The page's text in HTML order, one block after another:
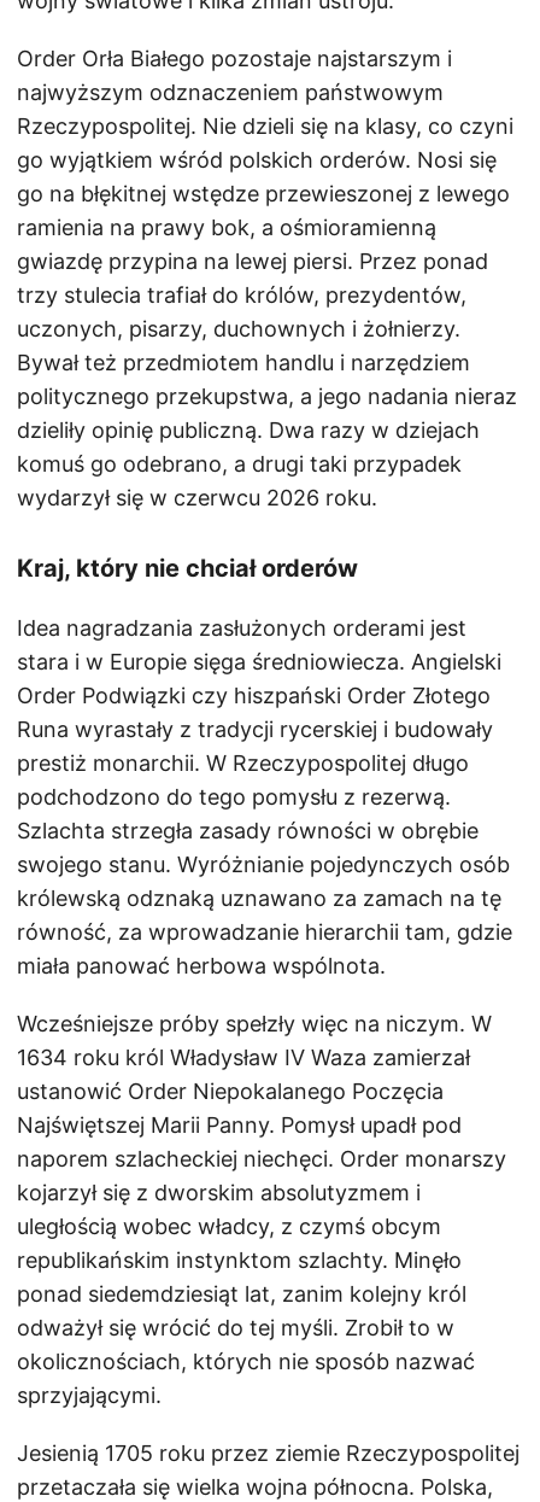
Order Orła Białego pozostaje najstarszym i
najwyższym odznaczeniem państwowym
Rzeczypospolitej. Nie dzieli się na klasy, co czyni
go wyjątkiem wśród polskich orderów. Nosi się
go na błękitnej wstędze przewieszonej z lewego
ramienia na prawy bok, a ośmioramienną
gwiazdę przypina na lewej piersi. Przez ponad
trzy stulecia trafiał do królów, prezydentów,
uczonych, pisarzy, duchownych i żołnierzy.
Bywał też przedmiotem handlu i narzędziem
politycznego przekupstwa, a jego nadania nieraz
dzieliły opinię publiczną. Dwa razy w dziejach
komuś go odebrano, a drugi taki przypadek
wydarzył się w czerwcu 2026 roku.
Kraj, który nie chciał orderów
Idea nagradzania zasłużonych orderami jest
stara i w Europie sięga średniowiecza. Angielski
Order Podwiązki czy hiszpański Order Złotego
Runa wyrastały z tradycji rycerskiej i budowały
prestiż monarchii. W Rzeczypospolitej długo
podchodzono do tego pomysłu z rezerwą.
Szlachta strzegła zasady równości w obrębie
swojego stanu. Wyróżnianie pojedynczych osób
królewską odznaką uznawano za zamach na tę
równość, za wprowadzanie hierarchii tam, gdzie
miała panować herbowa wspólnota.
Wcześniejsze próby spełzły więc na niczym. W
1634 roku król Władysław IV Waza zamierzał
ustanowić Order Niepokalanego Poczęcia
Najświętszej Marii Panny. Pomysł upadł pod
naporem szlacheckiej niechęci. Order monarszy
kojarzył się z dworskim absolutyzmem i
uległością wobec władcy, z czymś obcym
republikańskim instynktom szlachty. Minęło
ponad siedemdziesiąt lat, zanim kolejny król
odważył się wrócić do tej myśli. Zrobił to w
okolicznościach, których nie sposób nazwać
sprzyjającymi.
Jesienią 1705 roku przez ziemie Rzeczypospolitej
przetaczała się wielka wojna północna. Polska,